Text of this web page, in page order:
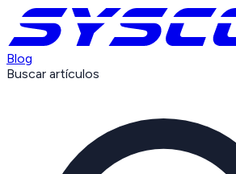
Blog
Buscar artículos